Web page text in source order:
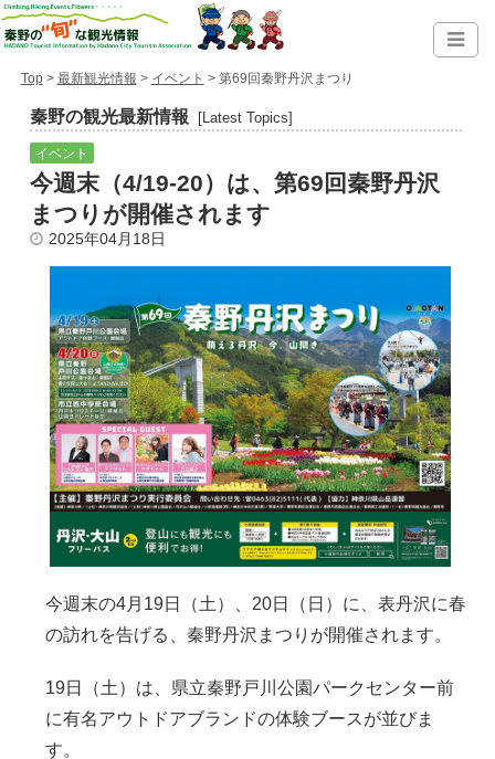
Top> 最新観光情報 > イベント > 第69回秦野丹沢まつり
秦野の観光最新情報 [Latest Topics]
イベント
今週末（4/19-20）は、第69回秦野丹沢
まつりが開催されます
2025年04月18日
今週末の4月19日（土）、20日（日）に、表丹沢に春
の訪れを告げる、秦野丹沢まつりが開催されます。
19日（土）は、県立秦野戸川公園パークセンター前
に有名アウトドアブランドの体験ブースが並びま
す。